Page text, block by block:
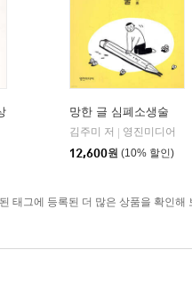
망한 글 심폐소생술
김주미 저
영진미디어
12,600원 (10% 할인)
태그에 등록된 더 많은 상품을 확인해